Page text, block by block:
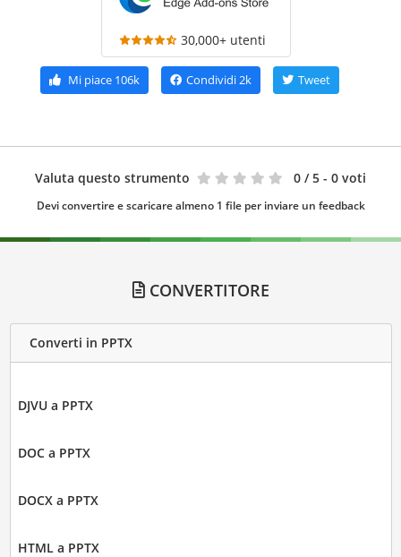
30,000+ utenti
Mi piace 106k Condividi2k Tweet
Valuta questo strumento 0 / 5 - 0 voti
Devi convertire e scaricare almeno 1 file per inviare un feedback
CONVERTITORE
Converti in PPTX
DJVU a PPTX
DOC a PPTX
DOCX a PPTX
HTML a PPTX